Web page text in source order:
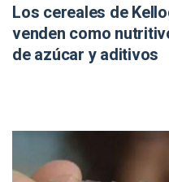
Los cereales de
venden como
de azúcar y aditivos